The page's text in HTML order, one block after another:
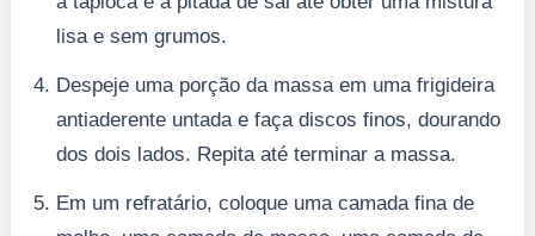
lisa e sem grumos.
Despeje uma porção da massa em uma frigideira
antiaderente untada e faça discos finos, dourando
dos dois lados. Repita até terminar a massa.
Em um refratário, coloque uma camada fina de